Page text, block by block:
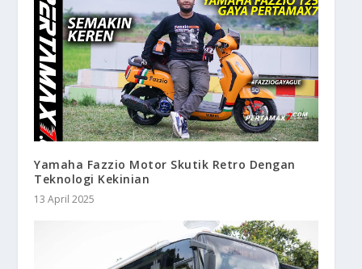
Yamaha Fazzio Motor Skutik Retro Dengan
Teknologi Kekinian
13 April 2025